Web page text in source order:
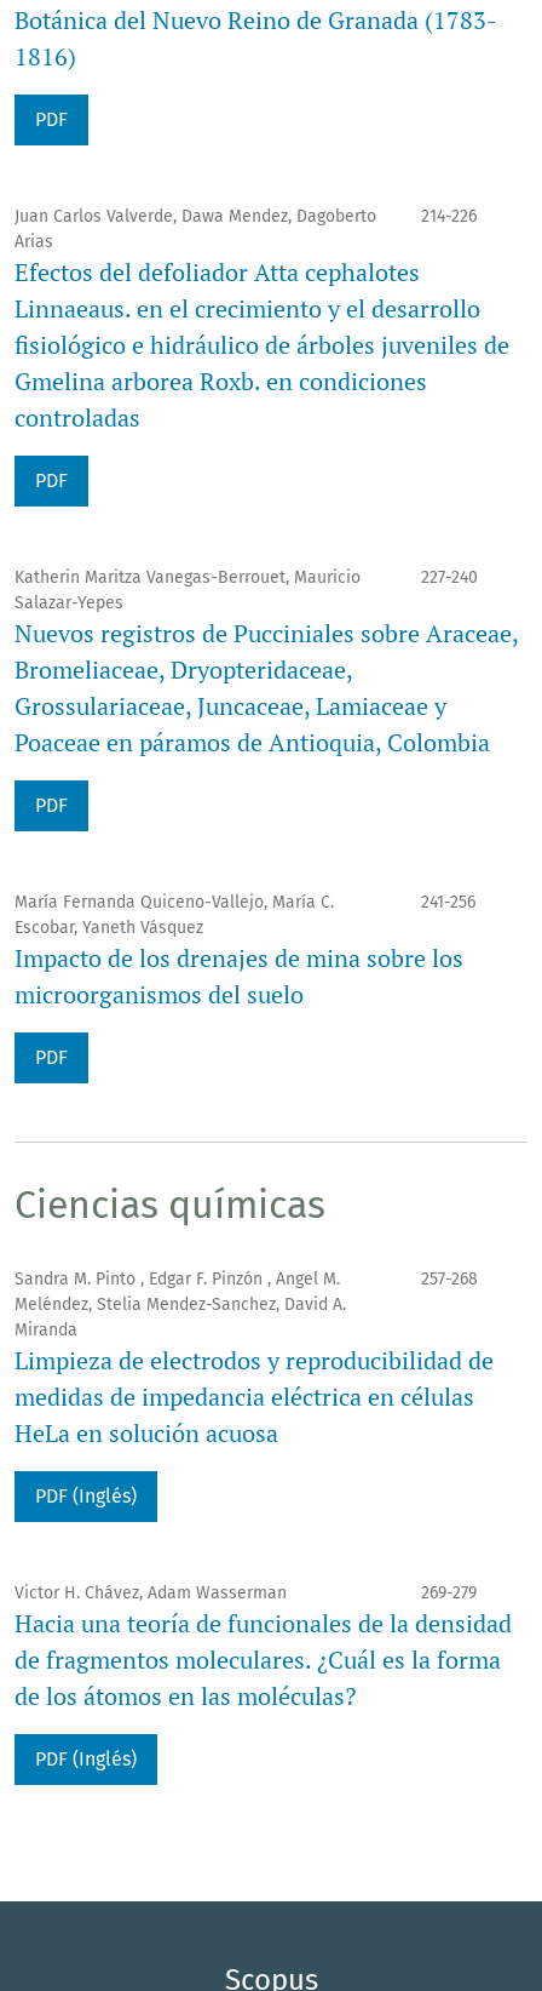
Botánica del Nuevo Reino de Granada (1783-
1816)
PDF
Juan Carlos Valverde, Dawa Mendez, Dagoberto
Arias
214-226
Efectos del defoliador Atta cephalotes
Linnaeaus. en el crecimiento y el desarrollo
fisiológico e hidráulico de árboles juveniles de
Gmelina arborea Roxb. en condiciones
controladas
PDF
Katherin Maritza Vanegas-Berrouet, Mauricio
Salazar-Yepes
227-240
Nuevos registros de Pucciniales sobre Araceae,
Bromeliaceae, Dryopteridaceae,
Grossulariaceae, Juncaceae, Lamiaceae y
Poaceae en páramos de Antioquia, Colombia
PDF
María Fernanda Quiceno-Vallejo, María C.
Escobar, Yaneth Vásquez
241-256
Impacto de los drenajes de mina sobre los
microorganismos del suelo
PDF
Ciencias químicas
Sandra M. Pinto , Edgar F. Pinzón , Angel M.
Meléndez, Stelia Mendez-Sanchez, David A.
Miranda
257-268
Limpieza de electrodos y reproducibilidad de
medidas de impedancia eléctrica en células
HeLa en solución acuosa
PDF (Inglés)
Victor H. Chávez, Adam Wasserman 269-279
Hacia una teoría de funcionales de la densidad
de fragmentos moleculares. ¿Cuál es la forma
de los átomos en las moléculas?
PDF (Inglés)
Scopus